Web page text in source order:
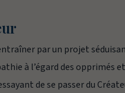
par un projet
à l’égard des
de se passer du